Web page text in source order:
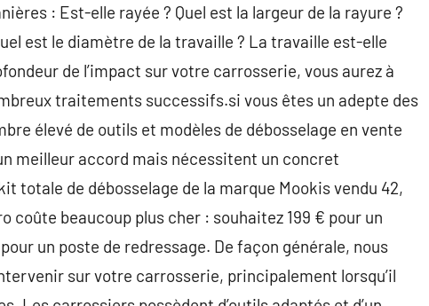
: Est-elle rayée ? Quel est la largeur de la rayure ?
est le diamètre de la travaille ? La travaille est-elle
de l’impact sur votre carrosserie, vous aurez à
traitements successifs.si vous êtes un adepte des
élevé de outils et modèles de débosselage en vente
meilleur accord mais nécessitent un concret
totale de débosselage de la marque Mookis vendu 42,
coûte beaucoup plus cher : souhaitez 199 € pour un
un poste de redressage. De façon générale, nous
sur votre carrosserie, principalement lorsqu’il